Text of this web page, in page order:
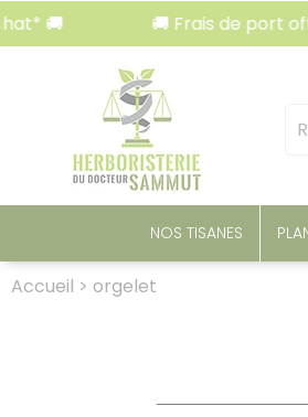
🚚 Frais de port offerts
NOS TISANES
Accueil > orgelet
Panneau de gestion des